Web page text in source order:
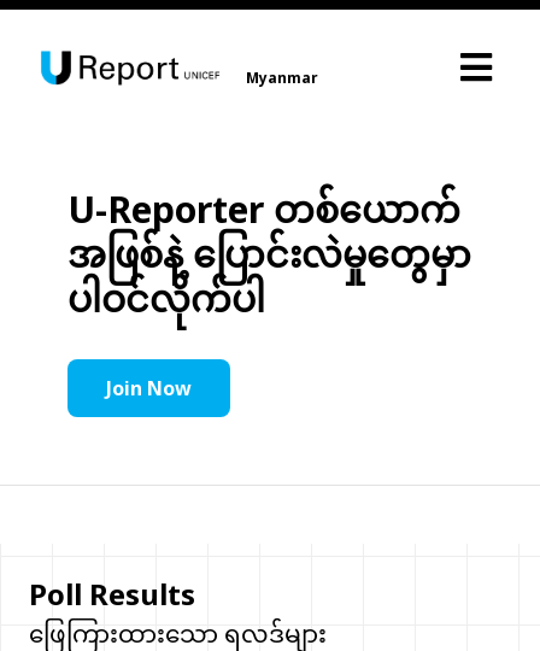
Myanmar
U-Reporter တစ်ယောက်
အဖြစ်နဲ့ ပြောင်းလဲမှုတွေမှာ
ပါဝင်လိုက်ပါ
Join Now
Poll Results
ဖြေကြားထားသော ရလဒ်များ